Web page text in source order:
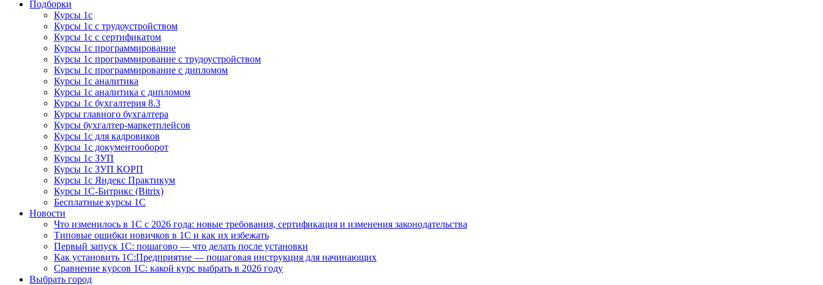
Подборки
Курсы 1с
Курсы 1с с трудоустройством
Курсы 1с с сертификатом
Курсы 1с программирование
Курсы 1с программирование с трудоустройством
Курсы 1с программирование с дипломом
Курсы 1с аналитика
Курсы 1с аналитика с дипломом
Курсы 1с бухгалтерия 8.3
Курсы главного бухгалтера
Курсы бухгалтер-маркетплейсов
Курсы 1с для кадровиков
Курсы 1с документооборот
Курсы 1с ЗУП
Курсы 1с ЗУП КОРП
Курсы 1с Яндекс Практикум
Курсы 1С-Битрикс (Bitrix)
Бесплатные курсы 1С
Новости
Что изменилось в 1С с 2026 года: новые требования, сертификация и изменения законодательства
Типовые ошибки новичков в 1С и как их избежать
Первый запуск 1С: пошагово — что делать после установки
Как установить 1С:Предприятие — пошаговая инструкция для начинающих
Сравнение курсов 1С: какой курс выбрать в 2026 году
Выбрать город